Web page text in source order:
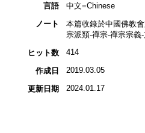
言語
中文=Chinese
ノート
本篇收錄於中國佛教
宗派類-禪宗-禪宗宗義
ヒット数
414
作成日 2019.03.05
更新日期 2024.01.17